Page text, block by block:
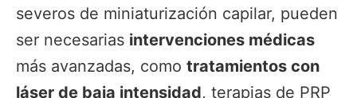
severos de miniaturización capilar, pueden
ser necesarias intervenciones médicas
más avanzadas, como tratamientos con
láser de baja intensidad, terapias de PRP